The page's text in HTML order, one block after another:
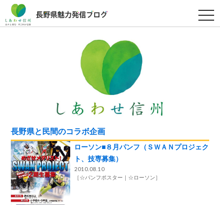
t
o
g
長野県と民間のコラボ企画
ローソン■８月パンフ（ＳＷＡＮプロジェク
ト、技専募集）
2010.08.10
［☆パンフポスター ☆ローソン］